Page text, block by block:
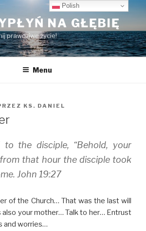
NA GŁĘBIĘ
prawdziwe życie!
Menu
KS. DANIEL
to the disciple, “Behold, your
that hour the disciple took
John 19:27
of the Church… That was the last will
also your mother… Talk to her… Entrust
and worries…
Polish